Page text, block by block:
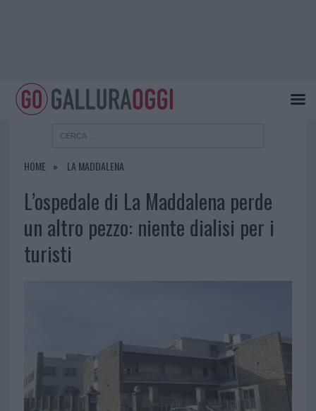
HOME LA MADDALENA
L’ospedale di La Maddalena perde
un altro pezzo: niente dialisi per i
turisti